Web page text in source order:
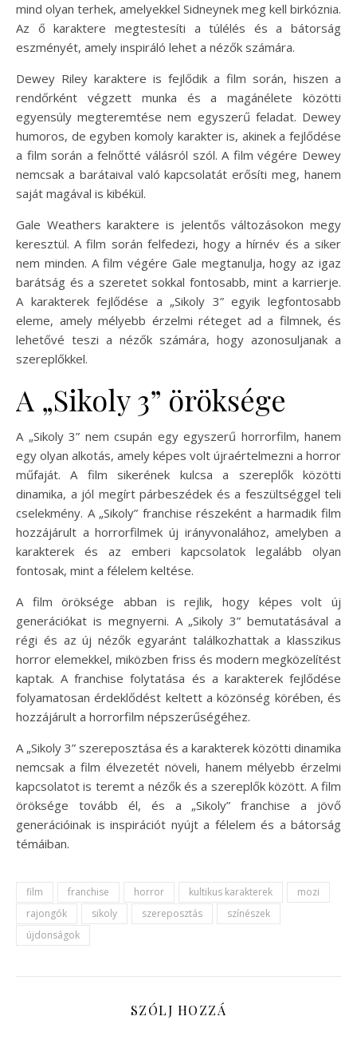
mind olyan terhek, amelyekkel Sidneynek meg kell birkóznia.
Az ő karaktere megtestesíti a túlélés és a bátorság
eszményét, amely inspiráló lehet a nézők számára.
Dewey Riley karaktere is fejlődik a film során, hiszen a
rendőrként végzett munka és a magánélete közötti
egyensúly megteremtése nem egyszerű feladat. Dewey
humoros, de egyben komoly karakter is, akinek a fejlődése
a film során a felnőtté válásról szól. A film végére Dewey
nemcsak a barátaival való kapcsolatát erősíti meg, hanem
saját magával is kibékül.
Gale Weathers karaktere is jelentős változásokon megy
keresztül. A film során felfedezi, hogy a hírnév és a siker
nem minden. A film végére Gale megtanulja, hogy az igaz
barátság és a szeretet sokkal fontosabb, mint a karrierje.
A karakterek fejlődése a „Sikoly 3” egyik legfontosabb
eleme, amely mélyebb érzelmi réteget ad a filmnek, és
lehetővé teszi a nézők számára, hogy azonosuljanak a
szereplőkkel.
A „Sikoly 3” öröksége
A „Sikoly 3” nem csupán egy egyszerű horrorfilm, hanem
egy olyan alkotás, amely képes volt újraértelmezni a horror
műfaját. A film sikerének kulcsa a szereplők közötti
dinamika, a jól megírt párbeszédek és a feszültséggel teli
cselekmény. A „Sikoly” franchise részeként a harmadik film
hozzájárult a horrorfilmek új irányvonalához, amelyben a
karakterek és az emberi kapcsolatok legalább olyan
fontosak, mint a félelem keltése.
A film öröksége abban is rejlik, hogy képes volt új
generációkat is megnyerni. A „Sikoly 3” bemutatásával a
régi és az új nézők egyaránt találkozhattak a klasszikus
horror elemekkel, miközben friss és modern megközelítést
kaptak. A franchise folytatása és a karakterek fejlődése
folyamatosan érdeklődést keltett a közönség körében, és
hozzájárult a horrorfilm népszerűségéhez.
A „Sikoly 3” szereposztása és a karakterek közötti dinamika
nemcsak a film élvezetét növeli, hanem mélyebb érzelmi
kapcsolatot is teremt a nézők és a szereplők között. A film
öröksége tovább él, és a „Sikoly” franchise a jövő
generációinak is inspirációt nyújt a félelem és a bátorság
témáiban.
film franchise horror kultikus karakterek
mozi
rajongók
sikoly szereposztás
színészek
újdonságok
SZÓLJ HOZZÁ